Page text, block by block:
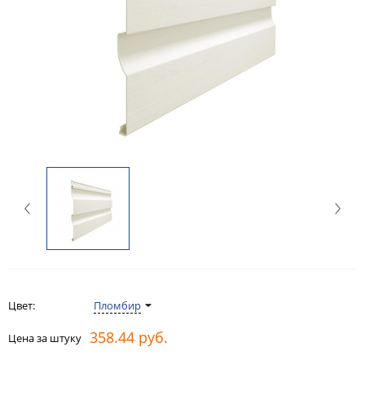
Цвет: Пломбир
Цена за штуку 358.44 руб.